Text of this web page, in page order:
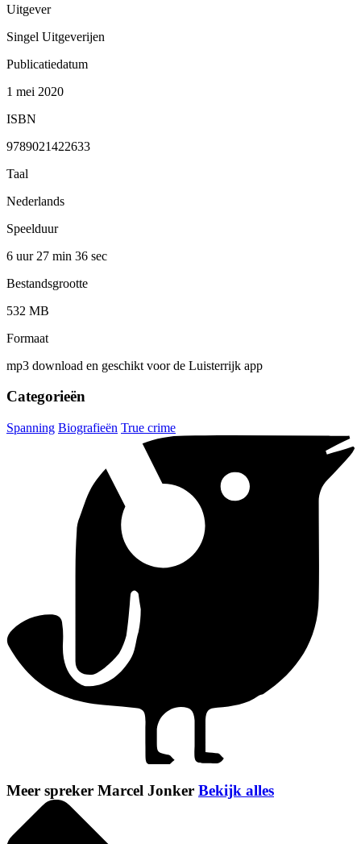
Uitgever
Singel Uitgeverijen
Publicatiedatum
1 mei 2020
ISBN
9789021422633
Taal
Nederlands
Speelduur
6 uur 27 min 36 sec
Bestandsgrootte
532 MB
Formaat
mp3 download en geschikt voor de Luisterrijk app
Categorieën
Spanning Biografieën True crime
Meer spreker Marcel Jonker Bekijk alles